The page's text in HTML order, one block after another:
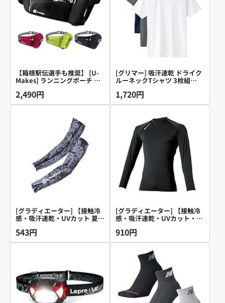
【箱根駅伝選手も推奨】 [U-
Makes] ランニングポーチ 正
規品 日本ブランド 揺れない
軽量 ペットボトル スマホ ラ
ンエアー (ブラック)
2,490円
[グリマー] 吸汗速乾 ドライク
ルーネックTシャツ 3枚組
ト/ネイビー/ダークグレー L
1,720円
[グラディエーター] 【接触冷
感・吸汗速乾・UVカット 夏
ーサポートアームカバー マー
ブ LL
543円
[グラディエーター] 【接触冷
感・吸汗速乾・UVカット・消
ェア 作業用 G-818ドライパワ
ーサポート長袖 ブラック L
910円